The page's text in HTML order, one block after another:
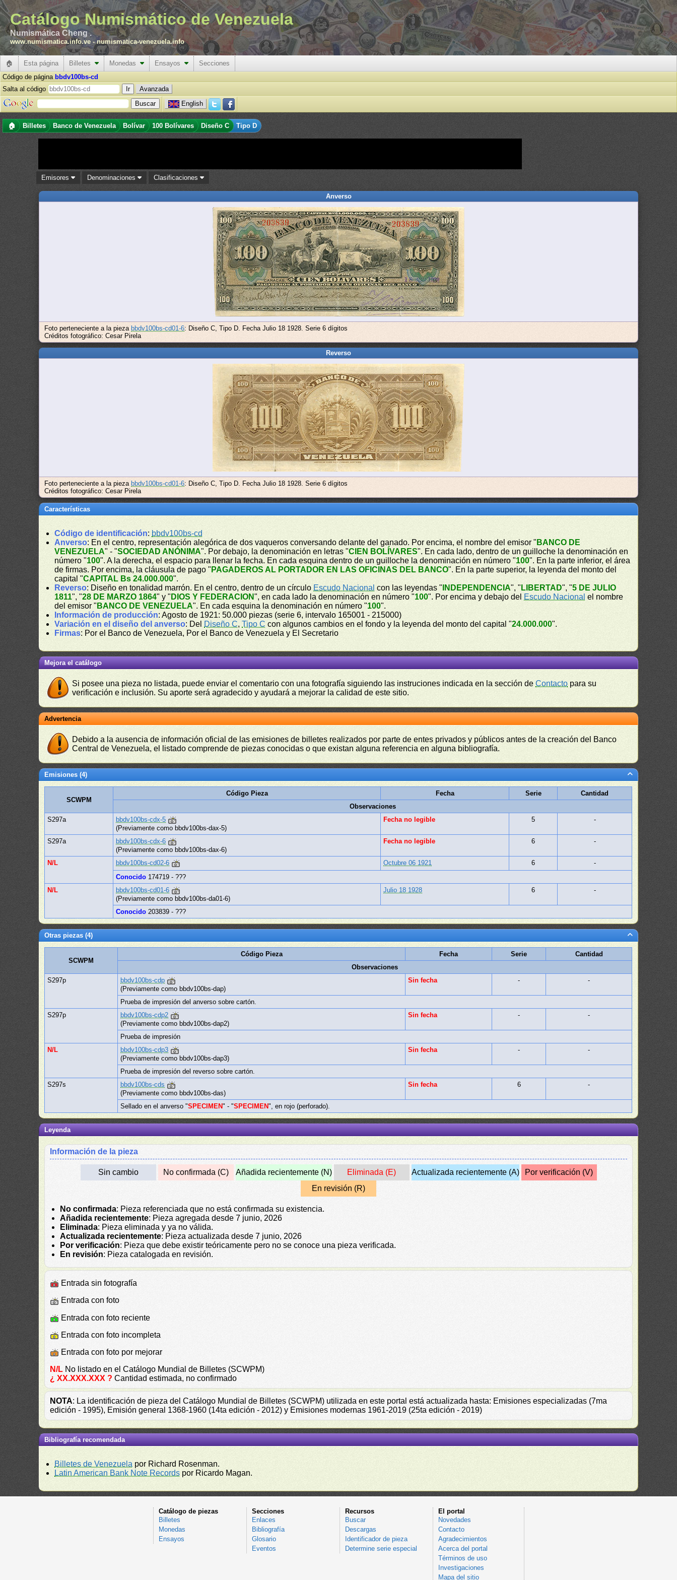
Catálogo Numismático de Venezuela
Numismática Cheng .
www.numismatica.info.ve -numismatica-venezuela.info
🏠 Esta página Billetes Monedas Ensayos
Secciones
Código de página bbdv100bs-cd
Salta al código
Avanzada
English
🏠 Billetes Banco de Venezuela Bolívar 100 Bolívares Diseño C Tipo D
Emisores Denominaciones Clasificaciones
Anverso
Foto perteneciente a la pieza bbdv100bs-cd01-6: Diseño C, Tipo D. Fecha Julio 18 1928. Serie 6 dígitos
Créditos fotográfico: Cesar Pirela
Reverso
Foto perteneciente a la pieza bbdv100bs-cd01-6: Diseño C, Tipo D. Fecha Julio 18 1928. Serie 6 dígitos
Créditos fotográfico: Cesar Pirela
Características
Código de identificación: bbdv100bs-cd
Anverso: En el centro, representación alegórica de dos vaqueros conversando delante del ganado. Por encima, el nombre del emisor " BANCO DE
VENEZUELA" - "SOCIEDAD ANÓNIMA". Por debajo, la denominación en letras "CIEN BOLÍVARES". En cada lado, dentro de un guilloche la denominación en
número "100". A la derecha, el espacio para llenar la fecha. En cada esquina dentro de un guilloche la denominación en número "100". En la parte inferior, el área
de firmas. Por encima, la cláusula de pago " PAGADEROS AL PORTADOR EN LAS OFICINAS DEL BANCO". En la parte superior, la leyenda del monto del
capital "CAPITAL Bs 24.000.000".
Reverso: Diseño en tonalidad marrón. En el centro, dentro de un círculo Escudo Nacional con las leyendas " INDEPENDENCIA", " LIBERTAD", "5 DE JULIO
1811", "28 DE MARZO 1864" y " DIOS Y FEDERACION", en cada lado la denominación en número "100". Por encima y debajo del Escudo Nacional el nombre
del emisor " BANCO DE VENEZUELA". En cada esquina la denominación en número "100".
Información de producción: Agosto de 1921: 50.000 piezas (serie 6, intervalo 165001 - 215000)
Variación en el diseño del anverso: Del Diseño C,Tipo C con algunos cambios en el fondo y la leyenda del monto del capital "24.000.000".
Firmas: Por el Banco de Venezuela, Por el Banco de Venezuela y El Secretario
Mejora el catálogo
Si posee una pieza no listada, puede enviar el comentario con una fotografía siguiendo las instruciones indicada en la sección deContacto para su
verificación e inclusión. Su aporte será agradecido y ayudará a mejorar la calidad de este sitio.
Advertencia
Debido a la ausencia de información oficial de las emisiones de billetes realizados por parte de entes privados y públicos antes de la creación del Banco
Central de Venezuela, el listado comprende de piezas conocidas o que existan alguna referencia en alguna bibliografía.
Emisiones (4)
SCWPM
Código Pieza Fecha Serie
Cantidad
Observaciones
S297a
bbdv100bs-cdx-5
(Previamente como bbdv100bs-dax-5)
Fecha no legible 5 -
S297a
bbdv100bs-cdx-6
(Previamente como bbdv100bs-dax-6)
Fecha no legible 6 -
N/L bbdv100bs-cd02-6 Octubre 06 1921 6
-
Conocido 174719 - ???
N/L
bbdv100bs-cd01-6
(Previamente como bbdv100bs-da01-6)
Julio 18 1928 6 -
Conocido 203839 - ???
Otras piezas (4)
SCWPM
Código Pieza Fecha Serie
Cantidad
Observaciones
S297p
bbdv100bs-cdp
(Previamente como bbdv100bs-dap)
Sin fecha - -
Prueba de impresión del anverso sobre cartón.
S297p
bbdv100bs-cdp2
(Previamente como bbdv100bs-dap2)
Sin fecha - -
Prueba de impresión
N/L
bbdv100bs-cdp3
(Previamente como bbdv100bs-dap3)
Sin fecha - -
Prueba de impresión del reverso sobre cartón.
S297s
bbdv100bs-cds
(Previamente como bbdv100bs-das)
Sin fecha 6 -
Sellado en el anverso "SPECIMEN" - "SPECIMEN", en rojo (perforado).
Leyenda
Información de la pieza
Sin cambio No confirmada (C) Añadida recientemente (N) Eliminada (E) Actualizada recientemente (A)
Por verificación (V)
En revisión (R)
No confirmada: Pieza referenciada que no está confirmada su existencia.
Añadida recientemente: Pieza agregada desde 7 junio, 2026
Eliminada: Pieza eliminada y ya no válida.
Actualizada recientemente: Pieza actualizada desde 7 junio, 2026
Por verificación: Pieza que debe existir teóricamente pero no se conoce una pieza verificada.
En revisión: Pieza catalogada en revisión.
Entrada sin fotografía
Entrada con foto
Entrada con foto reciente
Entrada con foto incompleta
Entrada con foto por mejorar
N/L No listado en el Catálogo Mundial de Billetes (SCWPM)
¿ XX.XXX.XXX ? Cantidad estimada, no confirmado
NOTA: La identificación de pieza del Catálogo Mundial de Billetes (SCWPM) utilizada en este portal está actualizada hasta: Emisiones especializadas (7ma
edición - 1995), Emisión general 1368-1960 (14ta edición - 2012) y Emisiones modernas 1961-2019 (25ta edición - 2019)
Bibliografía recomendada
Billetes de Venezuela por Richard Rosenman.
Latin American Bank Note Records por Ricardo Magan.
Catálogo de piezas
Billetes
Monedas
Ensayos
Secciones
Enlaces
Bibliografía
Glosario
Eventos
Recursos
Buscar
Descargas
Identificador de pieza
Determine serie especial
El portal
Novedades
Contacto
Agradecimientos
Acerca del portal
Términos de uso
Investigaciones
Mapa del sitio